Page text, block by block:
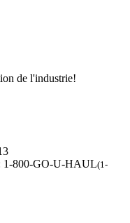
de l'industrie!
1-800-GO-U-HAUL(1-